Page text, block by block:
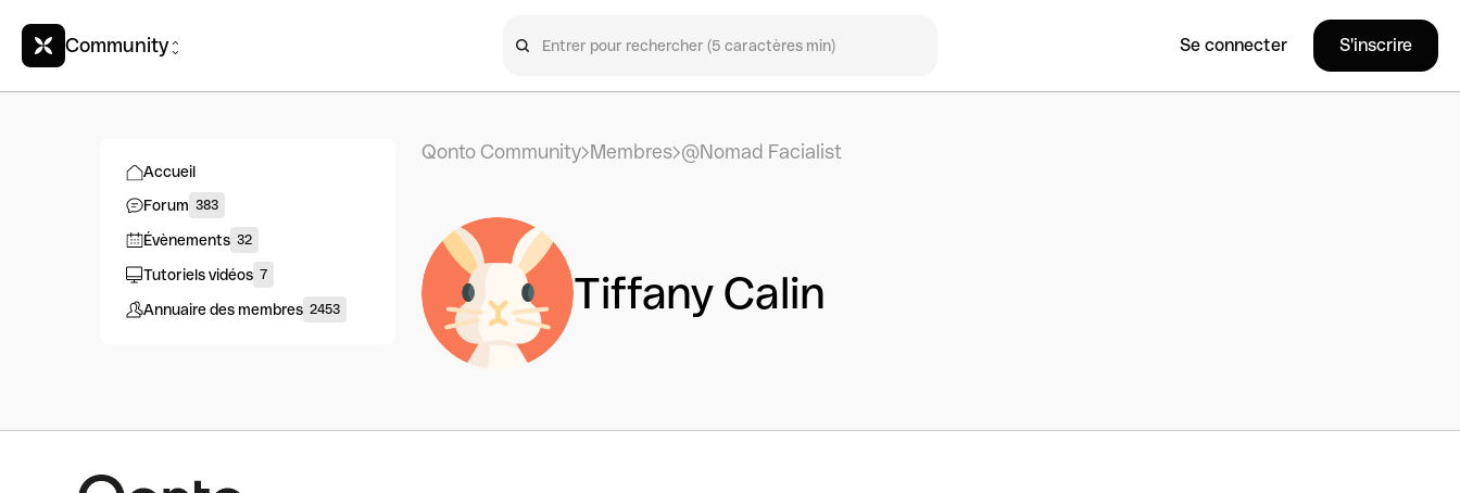
Community Se connecter S'inscrire
Accueil
Forum 383
Évènements 32
Tutoriels vidéos 7
Annuaire des membres 2453
Qonto Community Membres @Nomad Facialist
Tiffany Calin